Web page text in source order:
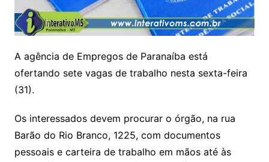
A agência de Empregos de Paranaíba está
ofertando sete vagas de trabalho nesta sexta-feira
(31).
Os interessados devem procurar o órgão, na rua
Barão do Rio Branco, 1225, com documentos
pessoais e carteira de trabalho em mãos até às